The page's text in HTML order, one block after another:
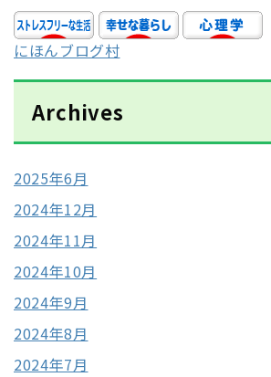
にほんブログ村
Archives
2025年6月
2024年12月
2024年11月
2024年10月
2024年9月
2024年8月
2024年7月